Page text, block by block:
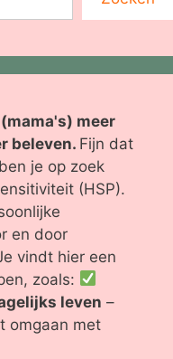
meer
beleven. Fijn dat
je op zoek
(HSP).
en door
vindt hier een
zoals:
leven –
omgaan met